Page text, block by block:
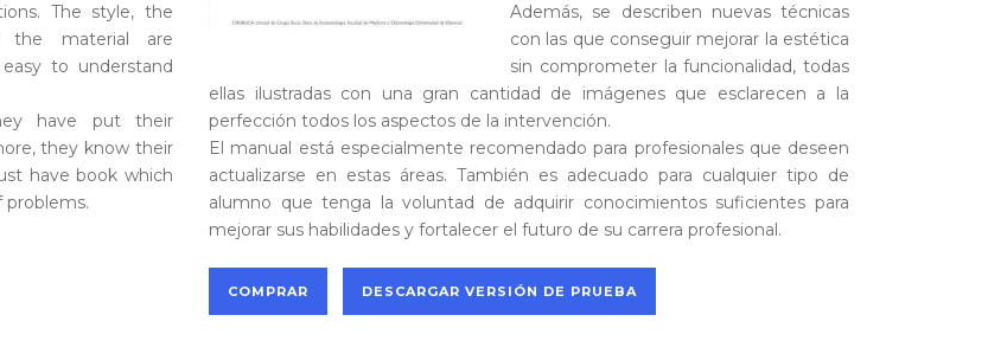
The style, the
the material are
to understand
have put their
they know their
have book which
problems.
Además, se describen nuevas técnicas
con las que conseguir mejorar la estética
sin comprometer la funcionalidad, todas
ellas ilustradas con una gran cantidad de imágenes que esclarecen a la
perfección todos los aspectos de la intervención.
El manual está especialmente recomendado para profesionales que deseen
actualizarse en estas áreas. También es adecuado para cualquier tipo de
alumno que tenga la voluntad de adquirir conocimientos suficientes para
mejorar sus habilidades y fortalecer el futuro de su carrera profesional.
COMPRAR DESCARGAR VERSIÓN DE PRUEBA